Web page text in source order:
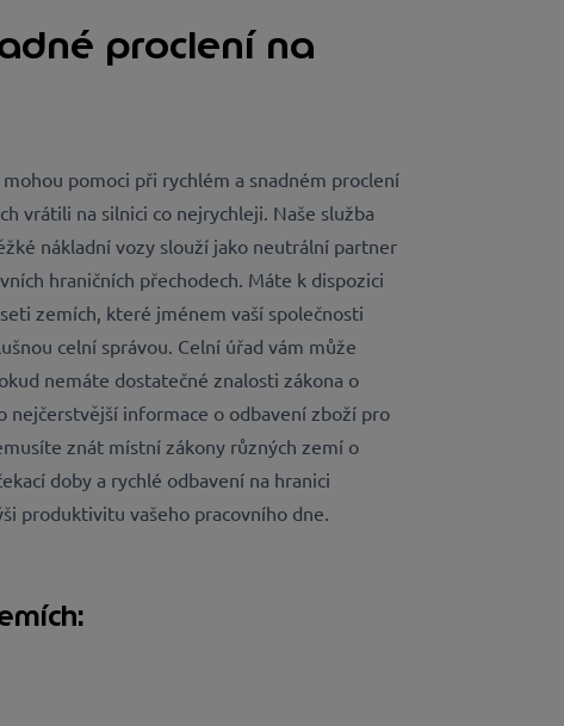
proclení na
pomoci při rychlém a snadném proclení
vrátili na silnici co nejrychleji. Naše služba
nákladní vozy slouží jako neutrální partner
hraničních přechodech. Máte k dispozici
zemích, které jménem vaší společnosti
celní správou. Celní úřad vám může
nemáte dostatečné znalosti zákona o
nejčerstvější informace o odbavení zboží pro
znát místní zákony různých zemí o
doby a rychlé odbavení na hranici
produktivitu vašeho pracovního dne.